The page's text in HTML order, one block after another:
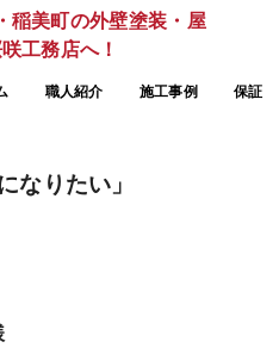
職人紹介 施工事例 保証
なりたい」